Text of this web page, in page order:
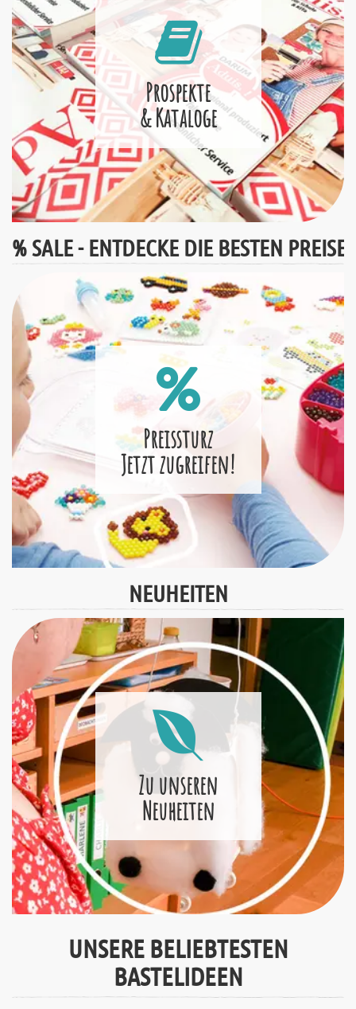
Prospekte
& Kataloge
% SALE - ENTDECKE DIE BESTEN PREISE
Preissturz
Jetzt zugreifen!
NEUHEITEN
Zu unseren
Neuheiten
UNSERE BELIEBTESTEN
BASTELIDEEN